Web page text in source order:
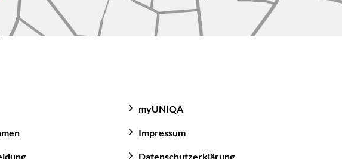
myUNIQA
Impressum
Datenschutzerklärung